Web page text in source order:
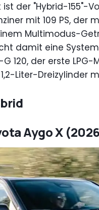
der "Hybrid-155"-
mit 109 PS, der
Multimodus-
damit eine
120, der erste
Liter-Dreizylinder
Aygo X